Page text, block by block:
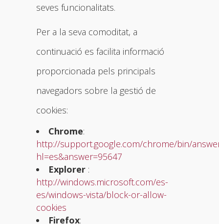
seves funcionalitats.
Per a la seva comoditat, a
continuació es facilita informació
proporcionada pels principals
navegadors sobre la gestió de
cookies:
Chrome:
http://support.google.com/chrome/bin/
hl=es&answer=95647
Explorer :
http://windows.microsoft.com/es-
es/windows-vista/block-or-allow-
cookies
Firefox: